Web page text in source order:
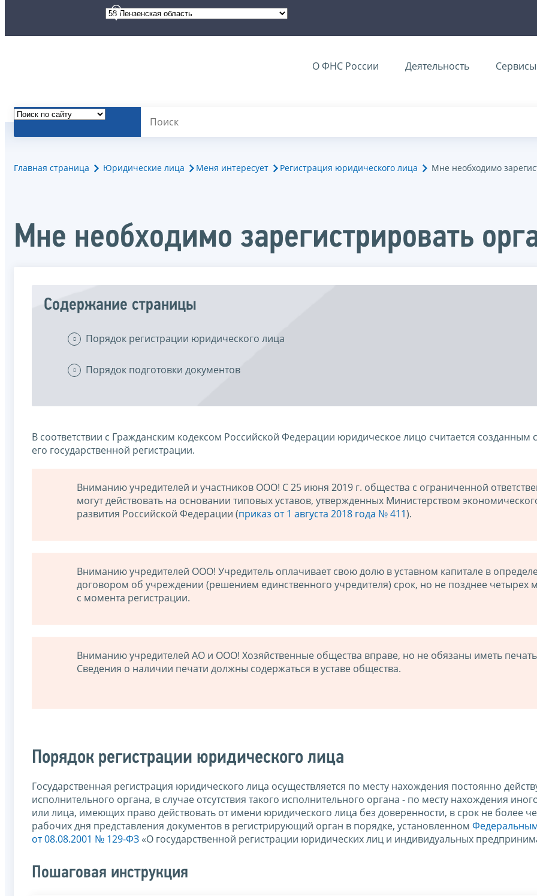
О ФНС России Деятельность Сервисы
Главная страница Юридические лица Меня интересует Регистрация юридического лица Мне необходимо
Мне необходимо зарегистрировать
Содержание страницы
Порядок регистрации юридического лица
Порядок подготовки документов
В соответствии с Гражданским кодексом Российской Федерации юридическое лицо считается созданным
его государственной регистрации.
Вниманию учредителей и участников ООО! С 25 июня 2019 г. общества с ограниченной
могут действовать на основании типовых уставов, утвержденных Министерством
развития Российской Федерации (приказ от 1 августа 2018 года № 411).
Вниманию учредителей ООО! Учредитель оплачивает свою долю в уставном капитале в
договором об учреждении (решением единственного учредителя) срок, но не позднее четырех
с момента регистрации.
Вниманию учредителей АО и ООО! Хозяйственные общества вправе, но не обязаны иметь
Сведения о наличии печати должны содержаться в уставе общества.
Порядок регистрации юридического лица
Государственная регистрация юридического лица осуществляется по месту нахождения постоянно
исполнительного органа, в случае отсутствия такого исполнительного органа - по месту нахождения
или лица, имеющих право действовать от имени юридического лица без доверенности, в срок не более
рабочих дня представления документов в регистрирующий орган в порядке, установленном
от 08.08.2001 № 129-ФЗ «О государственной регистрации юридических лиц и индивидуальных
Пошаговая инструкция